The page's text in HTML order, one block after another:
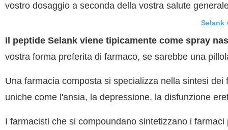
vostro dosaggio a seconda della vostra salute
Selank
Il peptide Selank viene tipicamente come spray
vostra forma preferita di farmaco, se sarebbe una
Una farmacia composta si specializza nella sintesi
uniche come l'ansia, la depressione, la disfunzione
I farmacisti che si compoundano sintetizzano i